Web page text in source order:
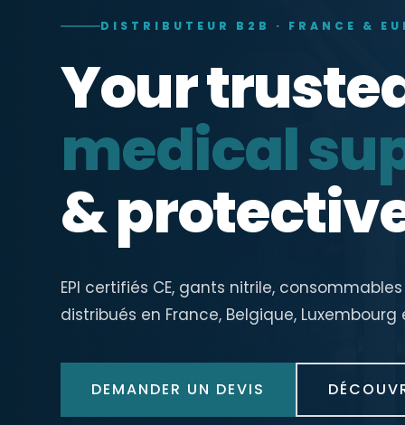
DISTRIBUTEUR B2B · FRANCE &
Your
medical
&
EPI certifiés CE, gants nitrile,
distribués en France, Belgique,
DEMANDER UN DEVIS